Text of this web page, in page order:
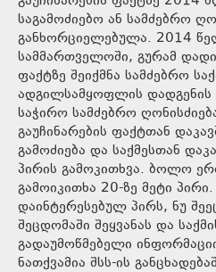
საგამოძიებო ან სამძებრო
განხორციელებულა. 2014
სამმართველოში, გურამ
ფაქტზე შეიქმნა სამძებრო
ადგილსამყოფლის დადგენის
საჭირო სამძებრო
გაუჩინარების ფაქტთან
გამოძიება და საქმესთან
პირის გამოკითხვა. ბოლო
გამოიკითხა 20-ზე მეტი
დაინტერესებულ პირს, ნუ
შეცდომაში შეყვანას და
გადაუმოწმებელი
ნათქვამია შსს-ის